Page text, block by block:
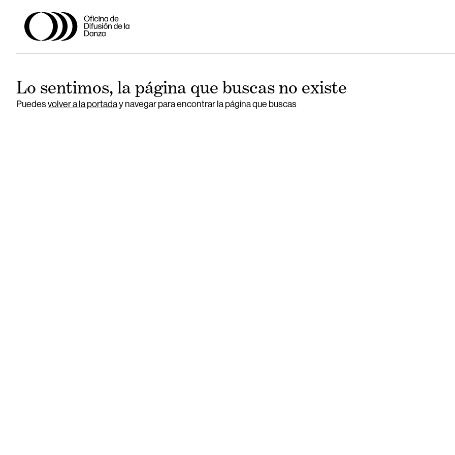
Lo sentimos, la página que buscas no existe
Puedesvolver a la portaday navegar para encontrar la página que buscas